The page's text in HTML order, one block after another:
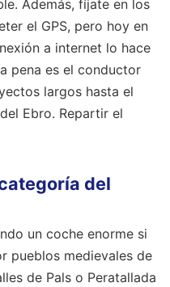
Además, fíjate en los
el GPS, pero hoy en
a internet lo hace
pena es el conductor
largos hasta el
Ebro. Repartir el
del
un coche enorme si
pueblos medievales de
de Pals o Peratallada